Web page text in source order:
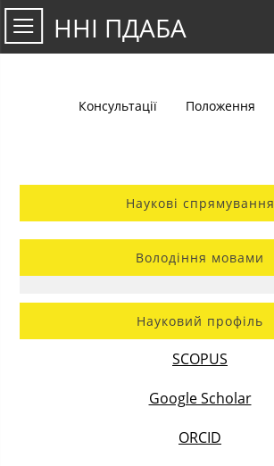
ННІ ПДАБА
Консультації Положення
Наукові спрямування
Володіння мовами
Науковий профіль
SCOPUS
Google Scholar
ORCID